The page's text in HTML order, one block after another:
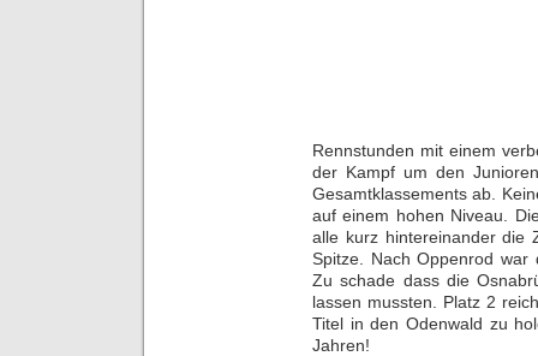
Rennstunden mit einem
der Kampf um den
Gesamtklassements ab.
auf einem hohen Niveau.
alle kurz hintereinander die
Spitze. Nach Oppenrod
Zu schade dass die
lassen mussten. Platz 2
Titel in den Odenwald zu
Jahren!